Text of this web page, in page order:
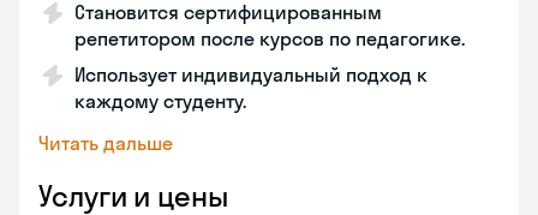
Становится сертифицированным
репетитором после курсов по педагогике.
Использует индивидуальный подход к
каждому студенту.
Читать дальше
Услуги и цены